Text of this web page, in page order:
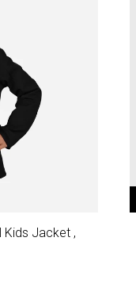
Kids Jacket ,